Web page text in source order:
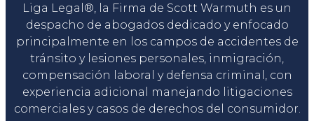
Liga Legal®, la Firma de Scott Warmuth es un
despacho de abogados dedicado y enfocado
principalmente en los campos de accidentes de
tránsito y lesiones personales, inmigración,
compensación laboral y defensa criminal, con
experiencia adicional manejando litigaciones
comerciales y casos de derechos del consumidor.